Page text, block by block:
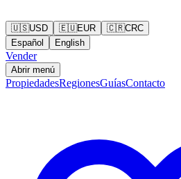
🇺🇸USD 🇪🇺EUR 🇨🇷CRC
Español
English
Vender
Abrir menú
PropiedadesRegionesGuíasContacto